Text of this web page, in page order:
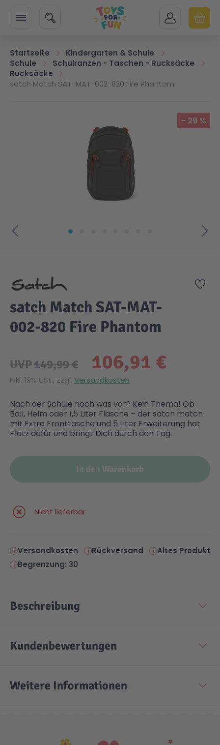
SUCHE MEIN KONTO
Startseite
Kindergarten & Schule
Schule
Schulranzen - Taschen - Rucksäcke
Rucksäcke
satch Match SAT-MAT-002-820 Fire Phantom
- 29 %
Zur
satch Match SAT-MAT-
002-820 Fire Phantom
106,91 €
UVP149,99 €
Inkl. 19% USt., zzgl. Versandkosten
Nach der Schule noch was vor? Kein Thema! Ob
Ball, Helm oder 1,5 Liter Flasche – der satch match
mit Extra Fronttasche und 5 Liter Erweiterung hat
Platz dafür und bringt Dich durch den Tag.
In den Warenkorb
Nicht lieferbar
Versandkosten Rückversand
Altes Produkt
Begrenzung: 30
Beschreibung
Kundenbewertungen
Weitere Informationen